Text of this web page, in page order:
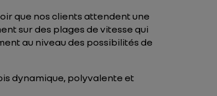
que nos clients attendent une
sur des plages de vitesse qui
au niveau des possibilités de
dynamique, polyvalente et